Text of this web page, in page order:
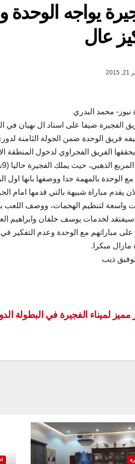
يواجه
عال
نيوز- محمد البدري
فريق الوحدة ضمن الجولة الثامنة
يحققها الفريق الفجراوي لدخول
مع الوحدة بالمهمة جدا ووصفها بانها
يقدم مباراة شبيهة بالتي قدمها
واسعة لتنظيم الهجمات، ووصف اللعب
سيفتقد لخدمات يوسف خلفان وابراهيم
على مباراتهم مع الوحدة وعدم التفكير
مازال مبكرا.
ذيب
مميز لميناء الفجيرة في البطولة